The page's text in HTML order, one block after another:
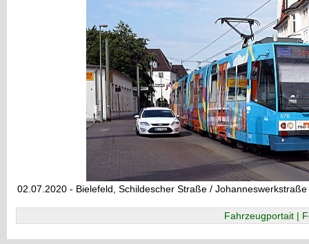
02.07.2020 - Bielefeld, Schildescher Straße / Johanneswerkstraße
Fahrzeugportait |